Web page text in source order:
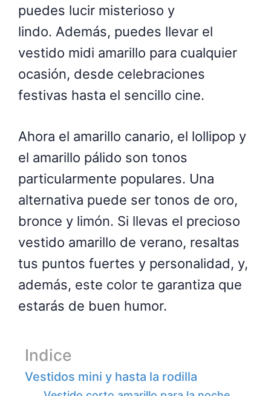
puedes lucir misterioso y
lindo. Además, puedes llevar el
vestido midi amarillo para cualquier
ocasión, desde celebraciones
festivas hasta el sencillo cine.
Ahora el amarillo canario, el lollipop y
el amarillo pálido son tonos
particularmente populares. Una
alternativa puede ser tonos de oro,
bronce y limón. Si llevas el precioso
vestido amarillo de verano, resaltas
tus puntos fuertes y personalidad, y,
además, este color te garantiza que
estarás de buen humor.
Indice
Vestidos mini y hasta la rodilla